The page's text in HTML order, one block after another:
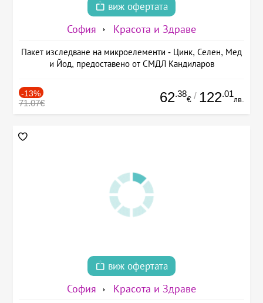
виж офертата
София Красота и Здраве
Пакет изследване на микроелементи - Цинк, Селен, Мед
и Йод, предоставено от СМДЛ Кандиларов
-13%
71.07€ 62.38
€ / 122.01
лв.
виж офертата
София Красота и Здраве